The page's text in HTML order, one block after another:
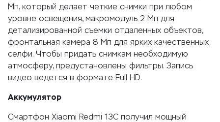
Мп, который делает четкие снимки при любом
уровне освещения, макромодуль 2 Мп для
детализированной съемки отдаленных объектов,
фронтальная камера 8 Мп для ярких качественных
селфи. Чтобы придать снимкам необходимую
атмосферу, предустановлены фильтры. Запись
видео ведется в формате Full HD.
Аккумулятор
Смартфон Xiaomi Redmi 13C получил мощный